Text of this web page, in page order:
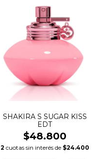
SHAKIRA S SUGAR KISS
EDT
$48.800
2 cuotas sin interés de $24.400